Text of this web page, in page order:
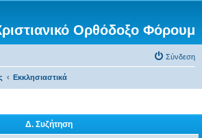
Ορθόδοξο Φόρουμ
Σύνδεση
Εκκλησιαστικά
Δ. Συζήτηση